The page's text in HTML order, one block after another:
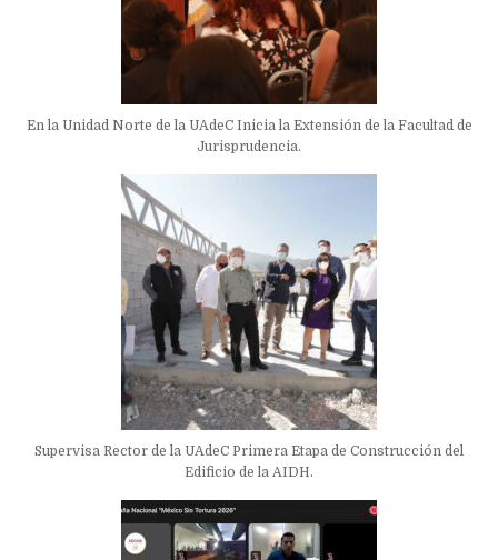
En la Unidad Norte de la UAdeC Inicia la Extensión de la Facultad de
Jurisprudencia.
Supervisa Rector de la UAdeC Primera Etapa de Construcción del
Edificio de la AIDH.